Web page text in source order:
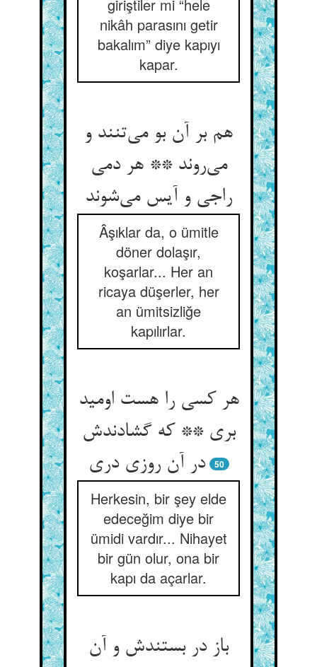
giriştiler mi “hele
nikâh parasını getir
bakalım” diye kapıyı
kapar.
هم بر آن بو می‌تنند و
می‌روند ** هر دمی
راجی و آیس می‌شوند
Âşıklar da, o ümitle
döner dolaşır,
koşarlar... Her an
ricaya düşerler, her
an ümitsizliğe
kapılırlar.
هر کسی را هست اومید
بری ** که گشادندش
در آن روزی دری
50
Herkesin, bir şey elde
edeceğim diye bir
ümidi vardır... Nihayet
bir gün olur, ona bir
kapı da açarlar.
باز در بستندش و آن